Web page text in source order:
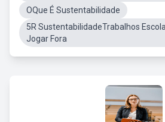
OQue É Sustentabilidade
5R SustentabilidadeTrabalhos
Jogar Fora